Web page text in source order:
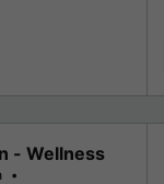
- Wellness